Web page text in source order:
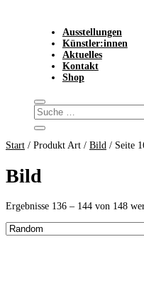
Ausstellungen
Künstler:innen
Aktuelles
Kontakt
Shop
Start / Produkt Art / Bild / Seite
Bild
Ergebnisse 136 – 144 von 148